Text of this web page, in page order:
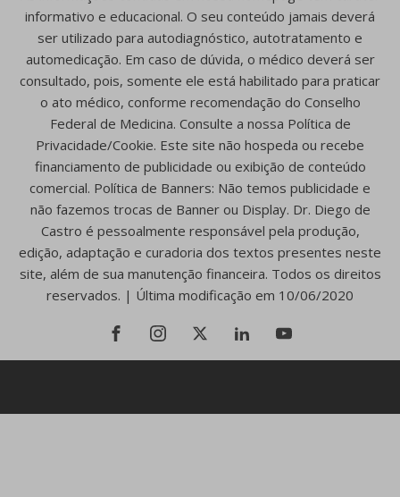
informativo e educacional. O seu conteúdo jamais deverá
ser utilizado para autodiagnóstico, autotratamento e
automedicação. Em caso de dúvida, o médico deverá ser
consultado, pois, somente ele está habilitado para praticar
o ato médico, conforme recomendação do Conselho
Federal de Medicina. Consulte a nossa Política de
Privacidade/Cookie. Este site não hospeda ou recebe
financiamento de publicidade ou exibição de conteúdo
comercial. Política de Banners: Não temos publicidade e
não fazemos trocas de Banner ou Display. Dr. Diego de
Castro é pessoalmente responsável pela produção,
edição, adaptação e curadoria dos textos presentes neste
site, além de sua manutenção financeira. Todos os direitos
reservados. | Última modificação em 10/06/2020